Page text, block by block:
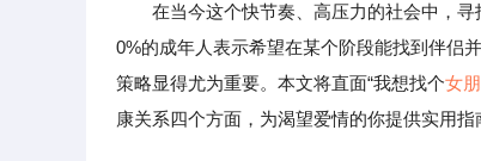
在当今这个快节奏、高压力的社会中，寻
0%的成年人表示希望在某个阶段能找到伴侣
策略显得尤为重要。本文将直面“我想找个女
康关系四个方面，为渴望爱情的你提供实用指